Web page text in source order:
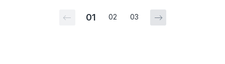
01 02 03